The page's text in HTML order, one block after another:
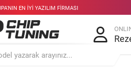
EN IYI YAZILIM FIRMASI